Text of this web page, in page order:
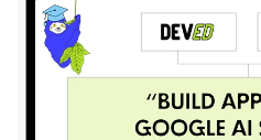
首先注册
企业微信。
注册成功后，获取企业id
CORPID ，value为您的企
应用管理 → 应用